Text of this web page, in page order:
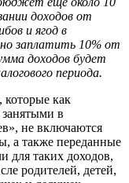
доходов от
и ягод в
заплатить 10% от
доходов будет
периода.
как
в
не включаются
а также переданные
для таких доходов,
родителей, детей,